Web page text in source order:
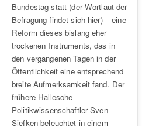
Bundestag statt (der Wortlaut der
Befragung findet sich hier) – eine
Reform dieses bislang eher
trockenen Instruments, das in
den vergangenen Tagen in der
Öffentlichkeit eine entsprechend
breite Aufmerksamkeit fand. Der
frühere Hallesche
Politikwissenschaftler Sven
Siefken beleuchtet in einem